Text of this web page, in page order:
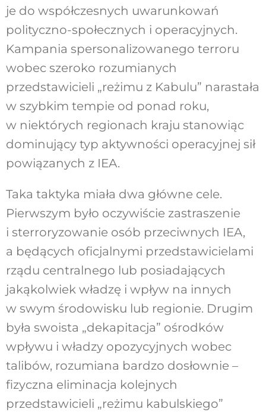
je do współczesnych uwarunkowań
polityczno-społecznych i operacyjnych.
Kampania spersonalizowanego terroru
wobec szeroko rozumianych
przedstawicieli „reżimu z Kabulu” narastała
w szybkim tempie od ponad roku,
w niektórych regionach kraju stanowiąc
dominujący typ aktywności operacyjnej sił
powiązanych z IEA.
Taka taktyka miała dwa główne cele.
Pierwszym było oczywiście zastraszenie
i sterroryzowanie osób przeciwnych IEA,
a będących oficjalnymi przedstawicielami
rządu centralnego lub posiadających
jakąkolwiek władzę i wpływ na innych
w swym środowisku lub regionie. Drugim
była swoista „dekapitacja” ośrodków
wpływu i władzy opozycyjnych wobec
talibów, rozumiana bardzo dosłownie –
fizyczna eliminacja kolejnych
przedstawicieli „reżimu kabulskiego”